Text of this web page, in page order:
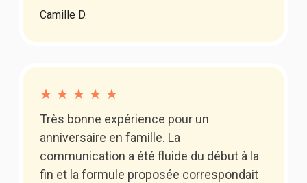
Camille D.
★ ★ ★ ★ ★
Très bonne expérience pour un
anniversaire en famille. La
communication a été fluide du début à la
fin et la formule proposée correspondait